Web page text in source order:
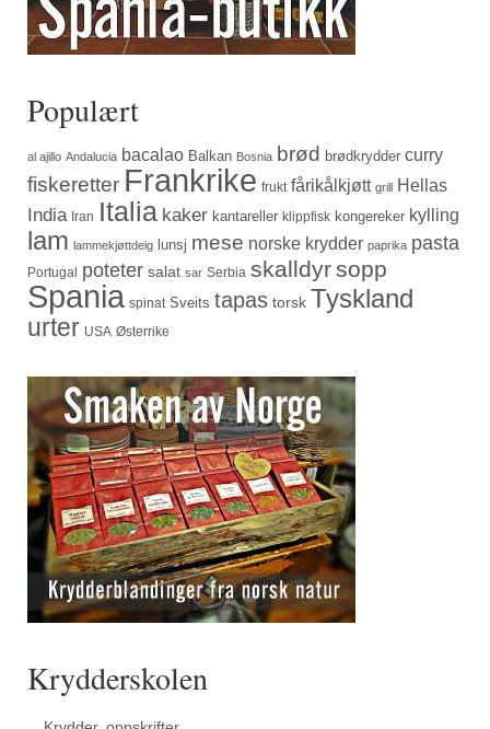
Populært
al ajillo Andalucia bacalao Balkan Bosnia brød brødkrydder curry
fiskeretter Frankrike frukt fårikålkjøtt grill Hellas
India Iran Italia kaker kantareller klippfisk kongereker kylling
lam lammekjøttdeig lunsj mese norske krydder paprika pasta
Portugal poteter salat sar Serbia skalldyrsopp
Spania spinat Sveits tapas torsk Tyskland
urter USA Østerrike
Krydderskolen